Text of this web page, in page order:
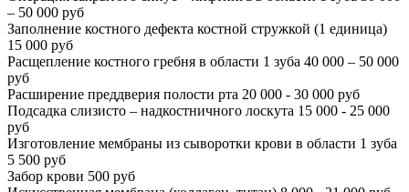
– 50 000 руб
Заполнение костного дефекта костной стружкой (1 единица)
15 000 руб
Расщепление костного гребня в области 1 зуба 40 000 – 50 000
руб
Расширение преддверия полости рта 20 000 - 30 000 руб
Подсадка слизисто – надкостничного лоскута 15 000 - 25 000
руб
Изготовление мембраны из сыворотки крови в области 1 зуба
5 500 руб
Забор крови 500 руб